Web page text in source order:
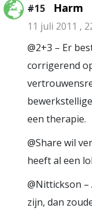
#15 Harm
11 juli 2011 ,
@2+3 – Er
corrigerend
een therapie.
@Share wil
heeft al een
@Nittickson
zijn, dan